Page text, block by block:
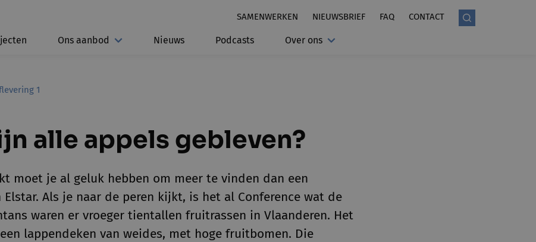
SAMENWERKEN NIEUWSBRIEF FAQ CONTACT
Ons aanbod Nieuws Podcasts Over ons
1
alle appels gebleven?
moet je al geluk hebben om meer te vinden dan een
Elstar. Als je naar de peren kijkt, is het al Conference wat de
waren er vroeger tientallen fruitrassen in Vlaanderen. Het
lappendeken van weides, met hoge fruitbomen. Die